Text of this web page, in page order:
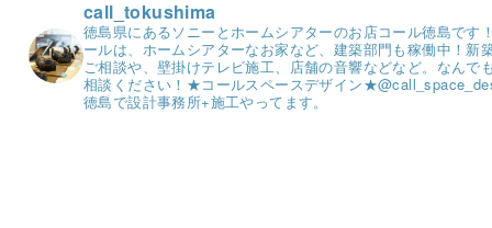
call_tokushima
徳島県にあるソニーとホームシアターのお店コール徳島です
ールは、ホームシアターなお家など、建築部門も稼働中！ 新
ご相談や、壁掛けテレビ施工、店舗の音響などなど。 なんで
相談ください！ ★コールスペースデザイン★
徳島で設計事務所+施工やってます。